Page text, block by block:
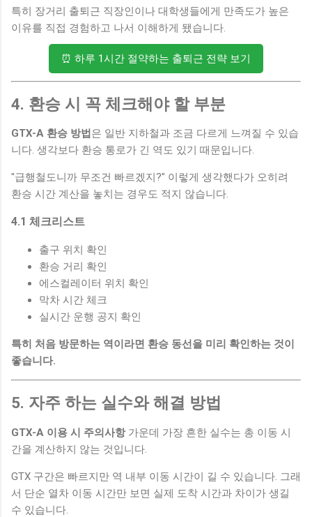
특히 장거리 출퇴근 직장인이나 대학생들에게 만족도가 높은
이유를 직접 경험하고 나서 이해하게 됐습니다.
⏰ 하루 1시간 절약하는 출퇴근 전략 보기
4. 환승 시 꼭 체크해야 할 부분
GTX-A 환승 방법 은 일반 지하철과 조금 다르게 느껴질 수 있습
니다. 생각보다 환승 통로가 긴 역도 있기 때문입니다.
"급행철도니까 무조건 빠르겠지?" 이렇게 생각했다가 오히려
환승 시간 계산을 놓치는 경우도 적지 않습니다.
4.1 체크리스트
출구 위치 확인
환승 거리 확인
에스컬레이터 위치 확인
막차 시간 체크
실시간 운행 공지 확인
특히 처음 방문하는 역이라면 환승 동선을 미리 확인하는 것이
좋습니다.
5. 자주 하는 실수와 해결 방법
GTX-A 이용 시 주의사항가운데 가장 흔한 실수는 총 이동 시
간을 계산하지 않는 것입니다.
GTX 구간은 빠르지만 역 내부 이동 시간이 길 수 있습니다. 그래
서 단순 열차 이동 시간만 보면 실제 도착 시간과 차이가 생길
수 있습니다.